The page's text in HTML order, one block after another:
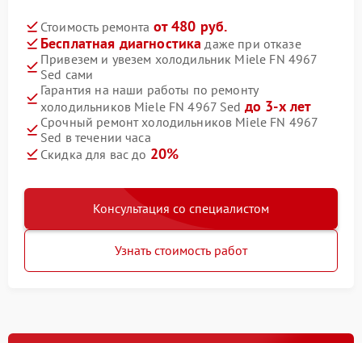
Стоимость ремонта от 480 руб.
Бесплатная диагностика даже при отказе
Привезем и увезем холодильник Miele FN 4967
Sed сами
Гарантия на наши работы по ремонту
холодильников Miele FN 4967 Sed до 3-х лет
Срочный ремонт холодильников Miele FN 4967
Sed в течении часа
Скидка для вас до 20%
Консультация со специалистом
Узнать стоимость работ